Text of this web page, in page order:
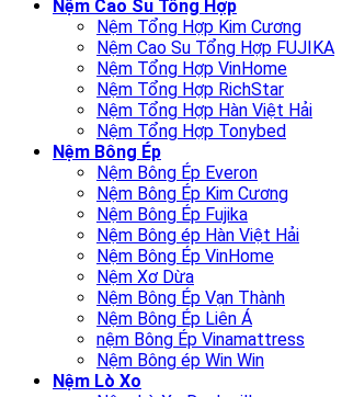
Nệm Cao Su Tổng Hợp
Nệm Tổng Hợp Kim Cương
Nệm Cao Su Tổng Hợp FUJIKA
Nệm Tổng Hợp VinHome
Nệm Tổng Hợp RichStar
Nệm Tổng Hợp Hàn Việt Hải
Nệm Tổng Hợp Tonybed
Nệm Bông Ép
Nệm Bông Ép Everon
Nệm Bông Ép Kim Cương
Nệm Bông Ép Fujika
Nệm Bông ép Hàn Việt Hải
Nệm Bông Ép VinHome
Nệm Xơ Dừa
Nệm Bông Ép Vạn Thành
Nệm Bông Ép Liên Á
nệm Bông Ép Vinamattress
Nệm Bông ép Win Win
Nệm Lò Xo